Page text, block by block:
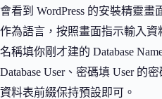
會看到 WordPress 的安裝精靈畫
作為語言，按照畫面指示輸入
名稱填你剛才建的 Database
Database User、密碼填 User 的
資料表前綴保持預設即可。